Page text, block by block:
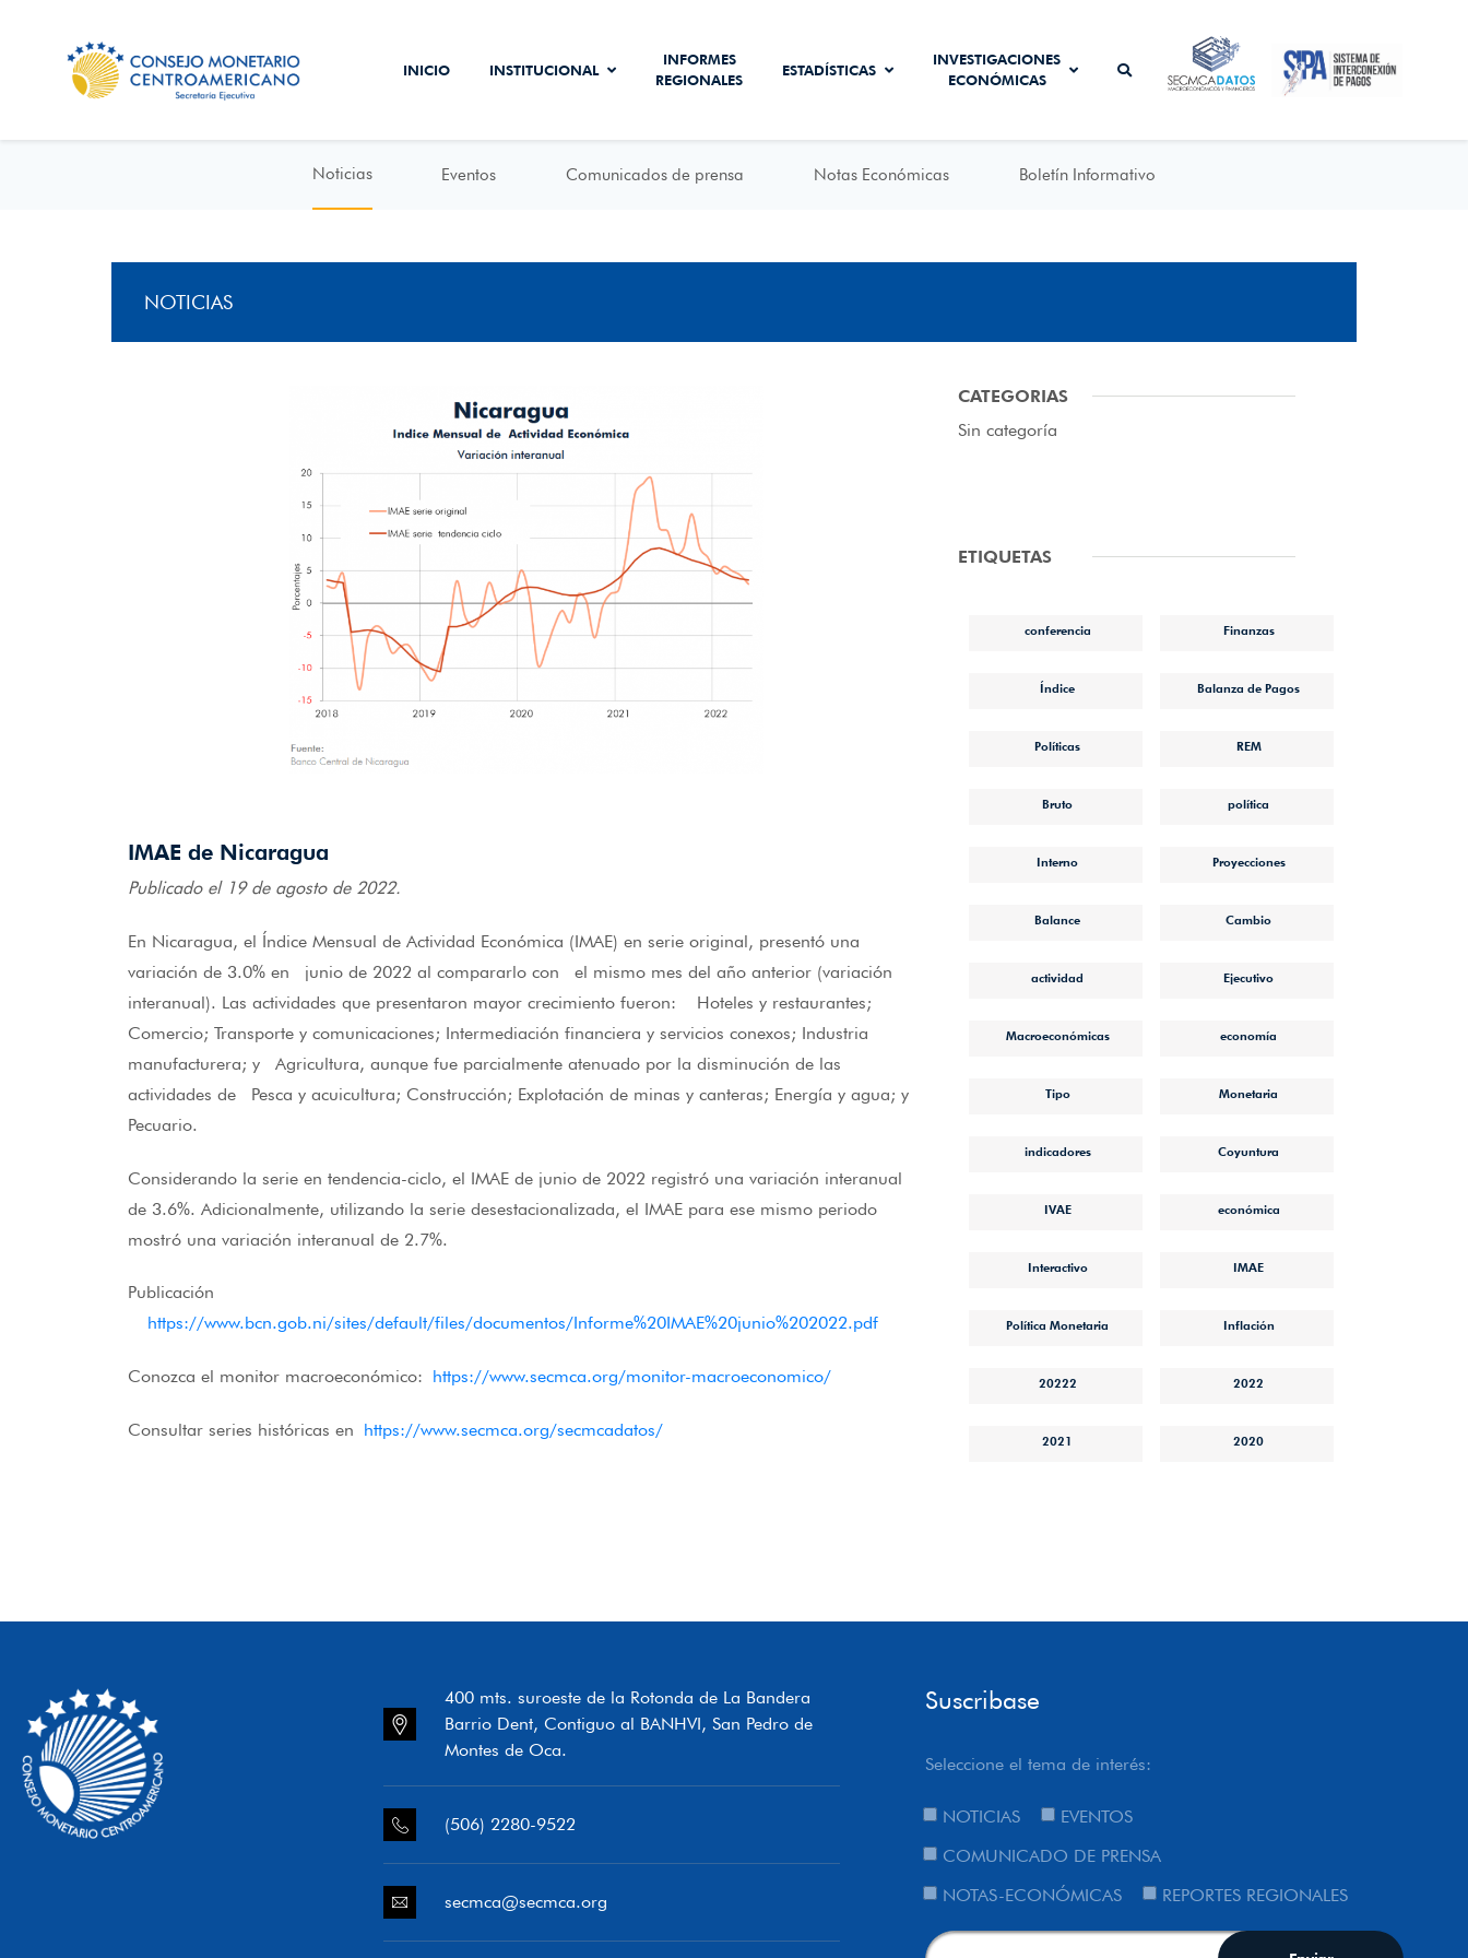
INICIO INSTITUCIONAL
INFORMES
REGIONALES
ESTADÍSTICAS
INVESTIGACIONES
ECONÓMICAS
SECMCA
DATOS
SISTEMA DE
INTERCONEXIÓN
DE PAGOS
Noticias Eventos Comunicados de prensa Notas Económicas Boletín Informativo
NOTICIAS
IMAE de Nicaragua
Publicado el 19 de agosto de 2022.
En Nicaragua, el Índice Mensual de Actividad Económica (IMAE) en serie original, presentó una
variación de 3.0% en junio de 2022 al compararlo con el mismo mes del año anterior (variación
interanual). Las actividades que presentaron mayor crecimiento fueron: Hoteles y restaurantes;
Comercio; Transporte y comunicaciones; Intermediación financiera y servicios conexos; Industria
manufacturera; y Agricultura, aunque fue parcialmente atenuado por la disminución de las
actividades de Pesca y acuicultura; Construcción; Explotación de minas y canteras; Energía y agua; y
Pecuario.
Considerando la serie en tendencia-ciclo, el IMAE de junio de 2022 registró una variación interanual
de 3.6%. Adicionalmente, utilizando la serie desestacionalizada, el IMAE para ese mismo periodo
mostró una variación interanual de 2.7%.
Publicación
https://www.bcn.gob.ni/sites/default/files/documentos/Informe%20IMAE%20junio%202022.pdf
Conozca el monitor macroeconómico: https://www.secmca.org/monitor-macroeconomico/
Consultar series históricas en https://www.secmca.org/secmcadatos/
CATEGORIAS
Sin categoría
ETIQUETAS
conferencia Finanzas
Índice Balanza de Pagos
Políticas REM
Bruto política
Interno Proyecciones
Balance Cambio
actividad Ejecutivo
Macroeconómicas economía
Tipo Monetaria
indicadores Coyuntura
IVAE económica
Interactivo IMAE
Política Monetaria Inflación
20222 2022
2021 2020
400 mts. suroeste de la Rotonda de La Bandera
Barrio Dent, Contiguo al BANHVI, San Pedro de
Montes de Oca.
(506) 2280-9522
secmca@secmca.org
Suscribase
Seleccione el tema de interés:
NOTICIAS
EVENTOS
COMUNICADO DE PRENSA
NOTAS-ECONÓMICAS
REPORTES REGIONALES